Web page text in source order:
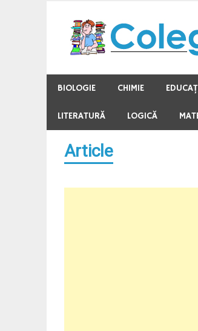
content
BIOLOGIE CHIMIE
LITERATURĂ LOGICĂ
Article